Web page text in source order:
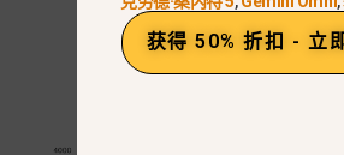
中途打断人工智能，它自
释。.
获得 50% 折扣 - 立